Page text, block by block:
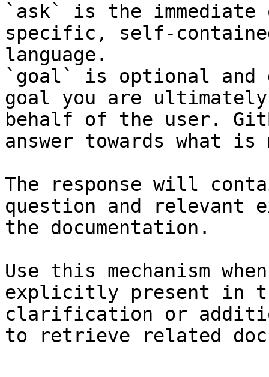
`ask` is the
specific, self-
language.
`goal` is optional and
goal you are
behalf of the user.
answer towards what
The response will
question and relevant
the documentation.
Use this mechanism
explicitly present in
clarification or